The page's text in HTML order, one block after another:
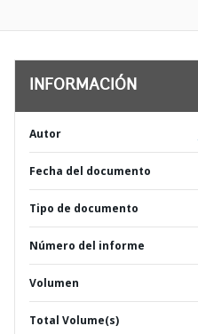
INFORMACIÓN
Autor
Fecha del documento
Tipo de documento
Número del informe
Volumen
Total Volume(s)